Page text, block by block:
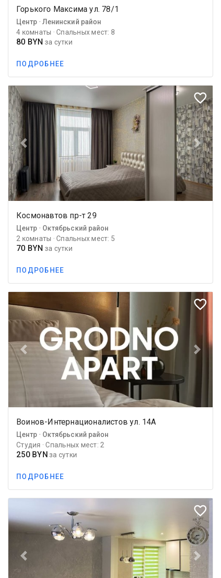
Горького Максима ул. 78/1
Центр · Ленинский район
4 комнаты · Спальных мест: 8
80 BYN за сутки
ПОДРОБНЕЕ
favorite_border
Previous Next
Космонавтов пр-т 29
Центр · Октябрьский район
2 комнаты · Спальных мест: 5
70 BYN за сутки
ПОДРОБНЕЕ
favorite_border
Previous Next
Воинов-Интернационалистов ул. 14А
Центр · Октябрьский район
Студия · Спальных мест: 2
250 BYN за сутки
ПОДРОБНЕЕ
favorite_border
Previous Next